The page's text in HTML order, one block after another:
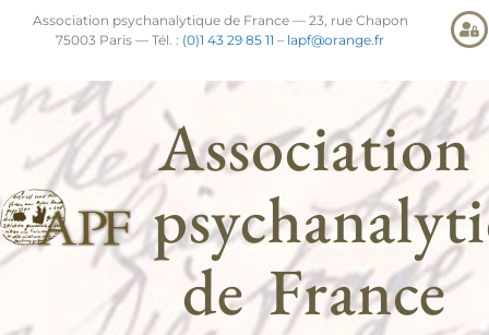
Association psychanalytique de France — 23, rue Chapon
75003 Paris — Tél. : (0)1 43 29 85 11 – lapf@orange.fr
Association
de France